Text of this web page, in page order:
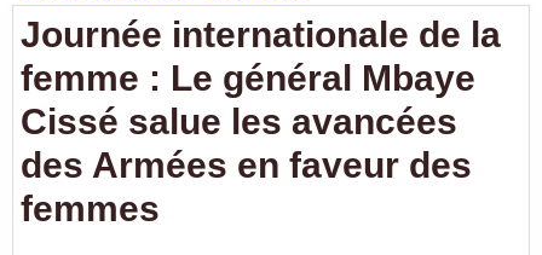
Journée internationale de la
femme : Le général Mbaye
Cissé salue les avancées
des Armées en faveur des
femmes